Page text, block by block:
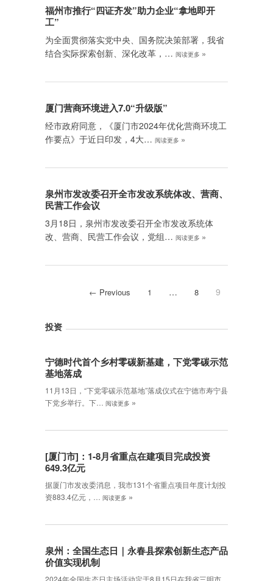
福州市推行“四证齐发”助力企业“拿地即开
工”
为全面贯彻落实党中央、国务院决策部署，我省
结合实际探索创新、深化改革，… 阅读更多 »
厦门营商环境进入7.0“升级版”
经市政府同意，《厦门市2024年优化营商环境工
作要点》于近日印发，4大… 阅读更多 »
泉州市发改委召开全市发改系统体改、营商、
民营工作会议
3月18日，泉州市发改委召开全市发改系统体
改、营商、民营工作会议，党组… 阅读更多 »
← Previous 1 … 8 9
投资
宁德时代首个乡村零碳新基建，下党零碳示范
基地落成
11月13日，“下党零碳示范基地”落成仪式在宁德市寿宁县
下党乡举行。下…
阅读更多 »
[厦门市]：1-8月省重点在建项目完成投资
649.3亿元
据厦门市发改委消息，我市131个省重点项目年度计划投
资883.4亿元，…
阅读更多 »
泉州：全国生态日｜永春县探索创新生态产品
价值实现机制
2024年全国生态日主场活动定于8月15日在我省三明市